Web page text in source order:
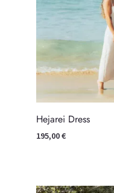
Hejarei Dress
195,00€